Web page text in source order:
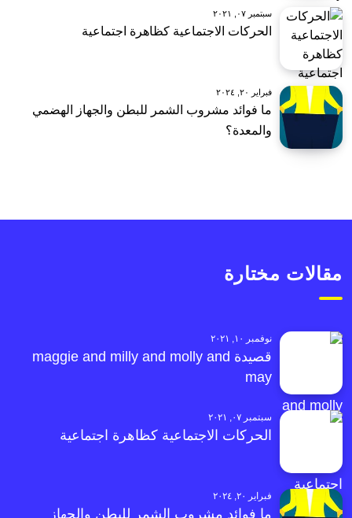
سبتمبر ٠٧, ٢٠٢١
الحركات الاجتماعية كظاهرة اجتماعية
فبراير ٢٠, ٢٠٢٤
ما فوائد مشروب الشمر للبطن والجهاز الهضمي
والمعدة؟
مقالات مختارة
نوفمبر ١٠, ٢٠٢١
قصيدة maggie and milly and molly and
may
سبتمبر ٠٧, ٢٠٢١
الحركات الاجتماعية كظاهرة اجتماعية
فبراير ٢٠, ٢٠٢٤
ما فوائد مشروب الشمر للبطن والجهاز